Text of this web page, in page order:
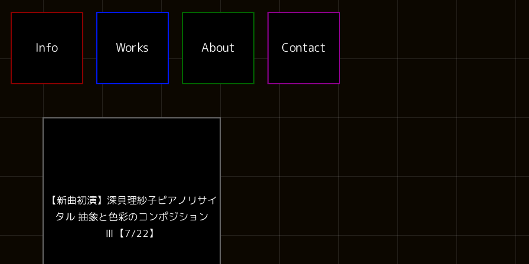
Info Works About Contact
【新曲初演】深貝理紗子ピアノリサイ
タル 抽象と色彩のコンポジション
Ⅲ【7/22】